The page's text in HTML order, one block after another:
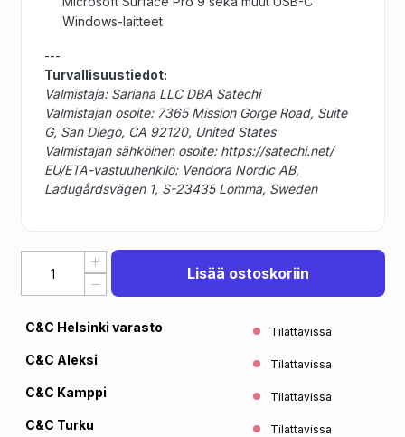
Windows-laitteet
---
Turvallisuustiedot:
Valmistaja: Sariana LLC DBA Satechi
Valmistajan osoite: 7365 Mission Gorge Road, Suite
G, San Diego, CA 92120, United States
Valmistajan sähköinen osoite: https://satechi.net/
EU/ETA-vastuuhenkilö: Vendora Nordic AB,
Ladugårdsvägen 1, S-23435 Lomma, Sweden
Lisää ostoskoriin
C&C Helsinki varasto Tilattavissa
C&C Aleksi Tilattavissa
C&C Kamppi Tilattavissa
C&C Turku Tilattavissa